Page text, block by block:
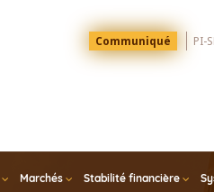
Menu
Top
Communiqué PI-
Marchés Stabilité financière